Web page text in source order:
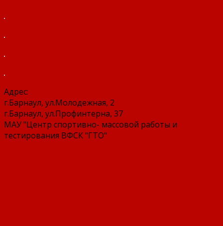
Адрес:
г.Барнаул, ул.Молодежная, 2
г.Барнаул, ул.Профинтерна, 37
МАУ "Центр спортивно- массовой работы и
тестирования ВФСК "ГТО"